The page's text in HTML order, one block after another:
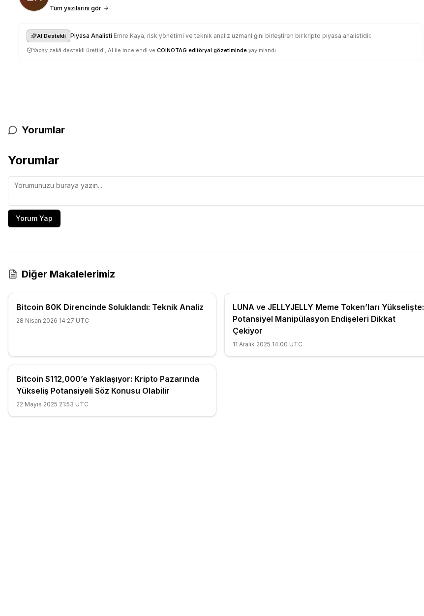
Tüm yazılarını gör
AI Destekli Piyasa Analisti·Emre Kaya, risk yönetimi ve teknik analiz uzmanlığını birleştiren bir kripto piyasa analistidir.
Yapay zekâ destekli üretildi, AI ile incelendi ve COINOTAG editöryal gözetiminde yayımlandı.
Yorumlar
Yorumlar
Yorum Yap
Diğer Makalelerimiz
Bitcoin 80K Direncinde Soluklandı: Teknik Analiz
28 Nisan 2026 14:27 UTC
LUNA ve JELLYJELLY Meme Token’ları Yükselişte:
Potansiyel Manipülasyon Endişeleri Dikkat
Çekiyor
11 Aralık 2025 14:00 UTC
Bitcoin $112,000’e Yaklaşıyor: Kripto Pazarında
Yükseliş Potansiyeli Söz Konusu Olabilir
22 Mayıs 2025 21:53 UTC